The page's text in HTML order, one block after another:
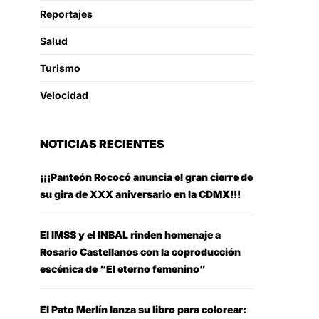
Reportajes
Salud
Turismo
Velocidad
NOTICIAS RECIENTES
¡¡¡Panteón Rococó anuncia el gran cierre de
su gira de XXX aniversario en la CDMX!!!
El IMSS y el INBAL rinden homenaje a
Rosario Castellanos con la coproducción
escénica de “El eterno femenino”
El Pato Merlín lanza su libro para colorear: